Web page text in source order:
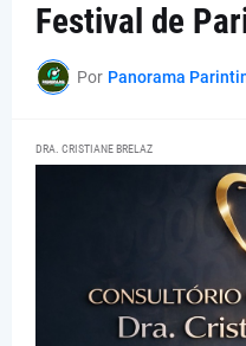
Festival de
Por Panorama
DRA. CRISTIANE BRELAZ